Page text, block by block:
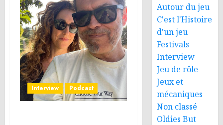
Interview Podcast
Autour du jeu
C'est l'Histoire
d'un jeu
Festivals
Interview
Jeu de rôle
Jeux et
mécaniques
Non classé
Oldies But